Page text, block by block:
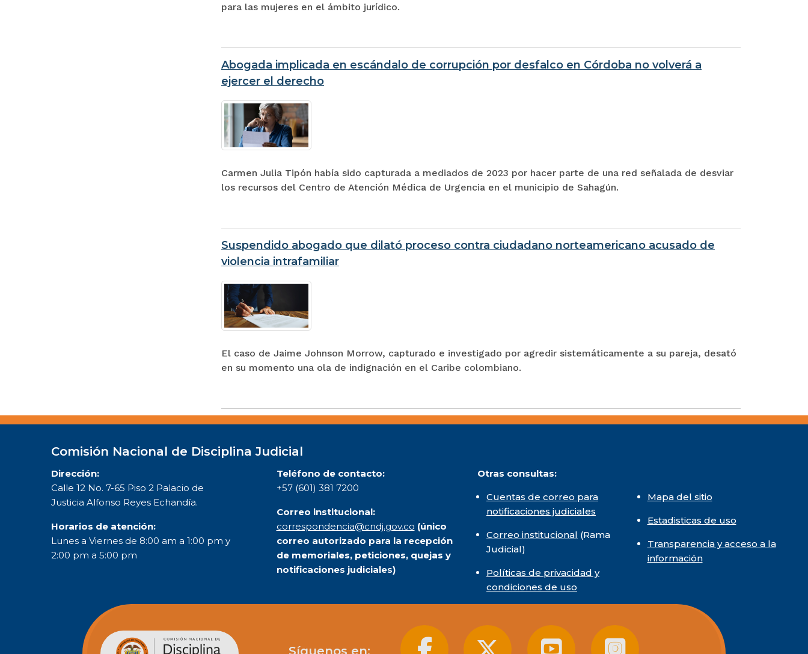
para las mujeres en el ámbito jurídico.
Abogada implicada en escándalo de corrupción por desfalco en Córdoba no volverá a
ejercer el derecho
Carmen Julia Tipón había sido capturada a mediados de 2023 por hacer parte de una red señalada de desviar
los recursos del Centro de Atención Médica de Urgencia en el municipio de Sahagún.
Suspendido abogado que dilató proceso contra ciudadano norteamericano acusado de
violencia intrafamiliar
El caso de Jaime Johnson Morrow, capturado e investigado por agredir sistemáticamente a su pareja, desató
en su momento una ola de indignación en el Caribe colombiano.
Comisión Nacional de Disciplina Judicial
Dirección:
Calle 12 No. 7-65 Piso 2 Palacio de
Justicia Alfonso Reyes Echandía.
Horarios de atención:
Lunes a Viernes de 8:00 am a 1:00 pm y
2:00 pm a 5:00 pm
Teléfono de contacto:
+57 (601) 381 7200
Correo institucional:
correspondencia@cndj.gov.co (único
correo autorizado para la recepción
de memoriales, peticiones, quejas y
notificaciones judiciales)
Otras consultas:
Cuentas de correo para
notificaciones judiciales
Correo institucional (Rama
Judicial)
Políticas de privacidad y
condiciones de uso
Mapa del sitio
Estadisticas de uso
Transparencia y acceso a la
información
Síguenos en: